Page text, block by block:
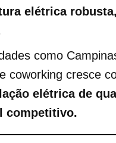
elétrica
como
coworking cresce
elétrica de
competitivo.